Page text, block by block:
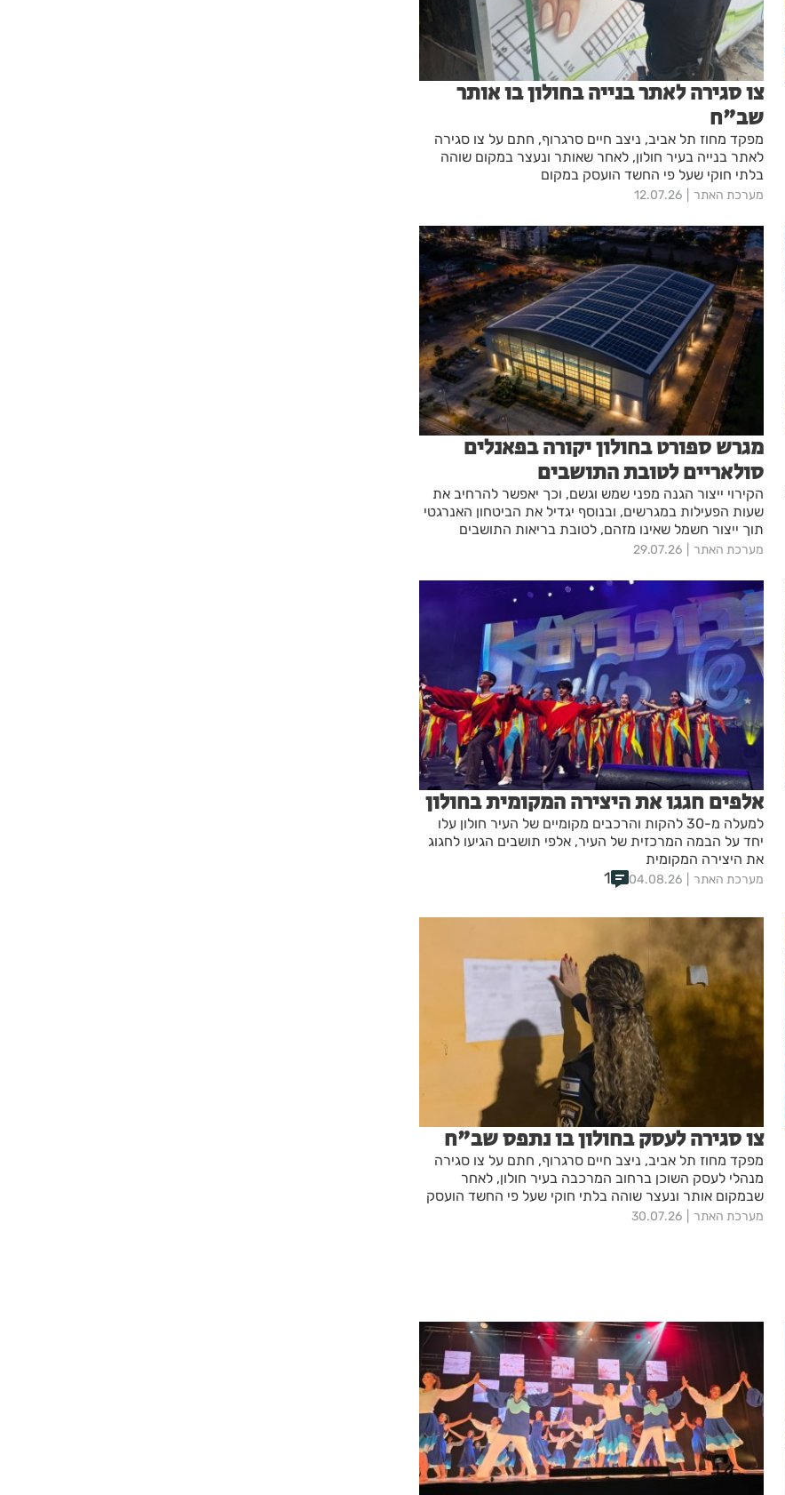
צו סגירה לאתר בנייה בחולון בו אותר
שב"ח
מפקד מחוז תל אביב, ניצב חיים סרגרוף, חתם על צו סגירה
לאתר בנייה בעיר חולון, לאחר שאותר ונעצר במקום שוהה
בלתי חוקי שעל פי החשד הועסק במקום
מערכת האתר 12.07.26
מגרש ספורט בחולון יקורה בפאנלים
סולאריים לטובת התושבים
הקירוי ייצור הגנה מפני שמש וגשם, וכך יאפשר להרחיב את
שעות הפעילות במגרשים, ובנוסף יגדיל את הביטחון האנרגטי
תוך ייצור חשמל שאינו מזהם, לטובת בריאות התושבים
מערכת האתר 29.07.26
אלפים חגגו את היצירה המקומית בחולון
למעלה מ-30 להקות והרכבים מקומיים של העיר חולון עלו
יחד על הבמה המרכזית של העיר, אלפי תושבים הגיעו לחגוג
את היצירה המקומית
מערכת האתר 04.08.26
1
צו סגירה לעסק בחולון בו נתפס שב"ח
מפקד מחוז תל אביב, ניצב חיים סרגרוף, חתם על צו סגירה
מנהלי לעסק השוכן ברחוב המרכבה בעיר חולון, לאחר
שבמקום אותר ונעצר שוהה בלתי חוקי שעל פי החשד הועסק
במקום
מערכת האתר 30.07.26